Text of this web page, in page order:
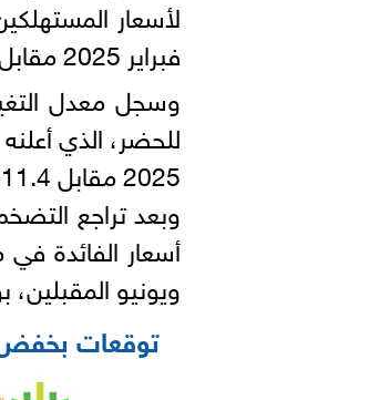
فبراير 2025 مقابل 13.2% في فبراير 2024 و1.7% في يناير 2025.
وسجل معدل
2025 مقابل 11.4% في فبراير 2024 و1.5% في يناير 2025.
وبعد تراجع
ويونيو المقبلين، بواقع 4% في أبريل
توقعات بخفض